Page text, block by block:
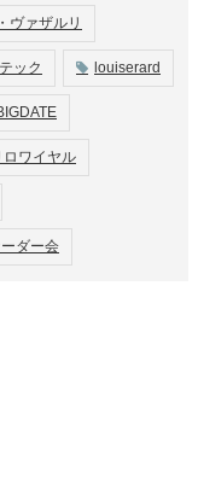
ヴァザルリ
ック louiserard
ロワイヤル
ダー会